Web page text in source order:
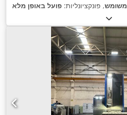
משומש, פונקציונליות: פועל באופן מלא